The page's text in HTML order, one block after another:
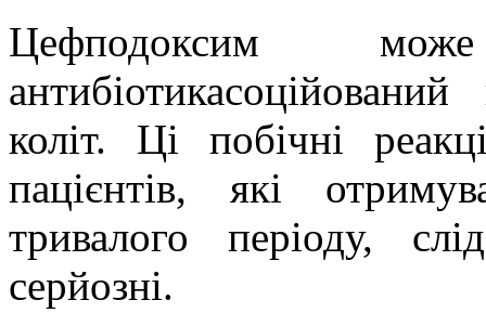
Цефподоксим
коліт. Ці побічні
пацієнтів, які
тривалого періоду,
серйозні.